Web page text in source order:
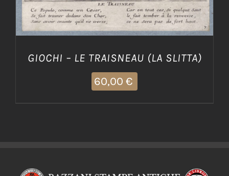
GIOCHI – LE TRAISNEAU (LA SLITTA)
60,00 €